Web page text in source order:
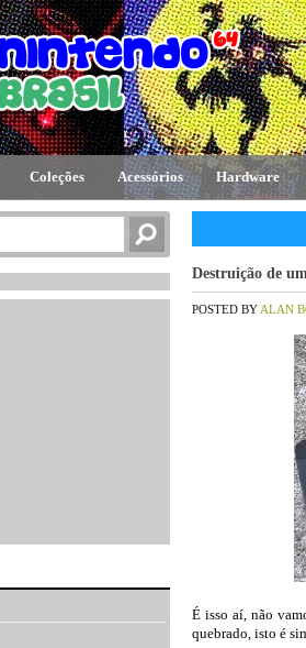
Coleções Acessórios Hardware
Destruição de
POSTED BY ALAN
É isso aí, não
quebrado, isto é